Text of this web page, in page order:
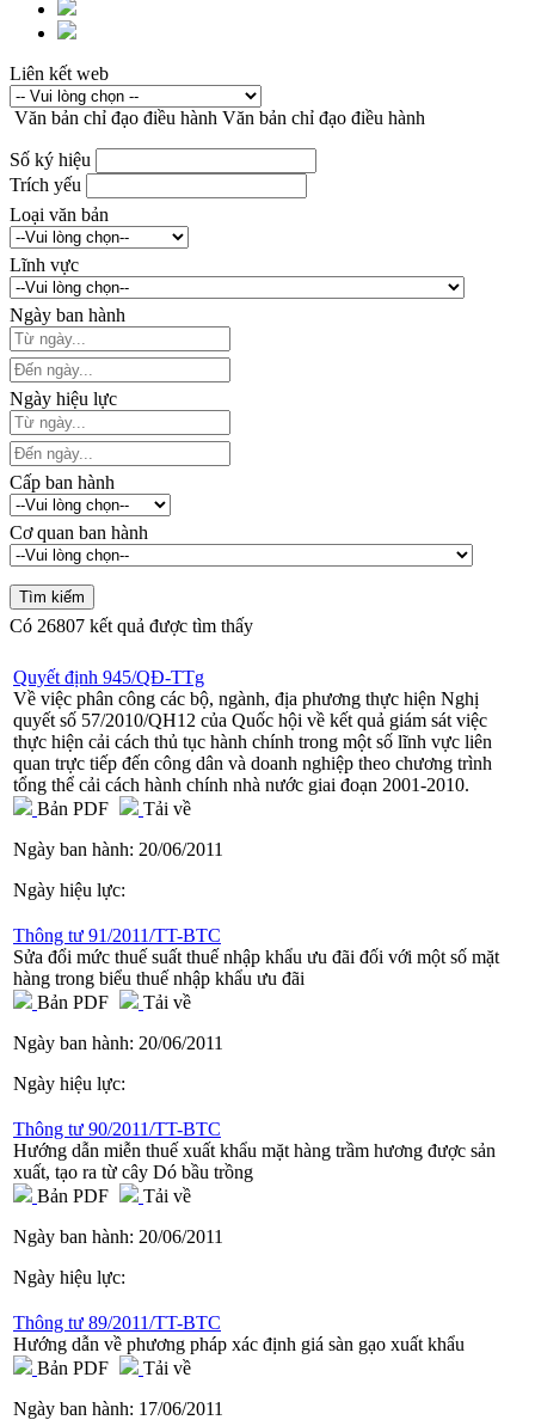
Liên kết web
Văn bản chỉ đạo điều hành Văn bản chỉ đạo điều hành
Số ký hiệu
Trích yếu
Loại văn bản
Lĩnh vực
Ngày ban hành
Ngày hiệu lực
Cấp ban hành
Cơ quan ban hành
Có 26807 kết quả được tìm thấy
Quyết định 945/QĐ-TTg
Về việc phân công các bộ, ngành, địa phương thực hiện Nghị
quyết số 57/2010/QH12 của Quốc hội về kết quả giám sát việc
thực hiện cải cách thủ tục hành chính trong một số lĩnh vực liên
quan trực tiếp đến công dân và doanh nghiệp theo chương trình
tổng thể cải cách hành chính nhà nước giai đoạn 2001-2010.
Bản PDF
Tải về
Ngày ban hành: 20/06/2011
Ngày hiệu lực:
Thông tư 91/2011/TT-BTC
Sửa đổi mức thuế suất thuế nhập khẩu ưu đãi đối với một số mặt
hàng trong biểu thuế nhập khẩu ưu đãi
Bản PDF
Tải về
Ngày ban hành: 20/06/2011
Ngày hiệu lực:
Thông tư 90/2011/TT-BTC
Hướng dẫn miễn thuế xuất khẩu mặt hàng trầm hương được sản
xuất, tạo ra từ cây Dó bầu trồng
Bản PDF
Tải về
Ngày ban hành: 20/06/2011
Ngày hiệu lực:
Thông tư 89/2011/TT-BTC
Hướng dẫn về phương pháp xác định giá sàn gạo xuất khẩu
Bản PDF
Tải về
Ngày ban hành: 17/06/2011